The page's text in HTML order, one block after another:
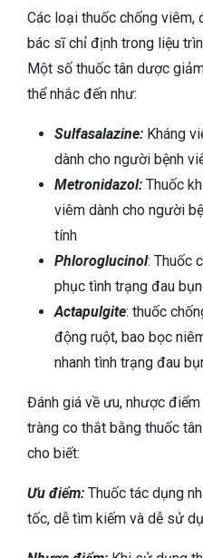
Các loại thuốc chống
bác sĩ chỉ định trong liệu
Một số thuốc tân dược
thể nhắc đến như:
Sulfasalazine: Kháng
dành cho người bệnh
Metronidazol: Thuốc
viêm dành cho người
tính
Phloroglucinol: Thuốc
phục tình trạng đau
Actapulgite: thuốc
động ruột, bao bọc
nhanh tình trạng đau
Đánh giá về ưu, nhược
tràng co thắt bằng thuốc
cho biết:
Ưu điểm: Thuốc tác dụng
tốc, dễ tìm kiếm và dễ sử